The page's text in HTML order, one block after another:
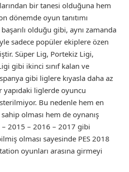
bir tanesi olduğuna hem
dönemde oyun tanıtımı
olduğu gibi, aynı zamanda
sadece popüler ekiplere özen
Süper Lig, Portekiz Ligi,
gibi ikinci sınıf kalan ve
gibi liglere kıyasla daha az
yapıdaki liglerde oyuncu
Bu nedenle hem en
olması hem de oynanış
– 2015 – 2016 – 2017 gibi
olması sayesinde PES 2018
oyunları arasına girmeyi